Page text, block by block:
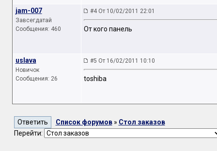
jam-007
Завсегдатай
Сообщения: 460
#4 От 10/02/2011 22:01
От кого панель
uslava
Новичок
Сообщения: 26
#5 От 16/02/2011 10:10
toshiba
Список форумов» Стол заказов
Перейти: